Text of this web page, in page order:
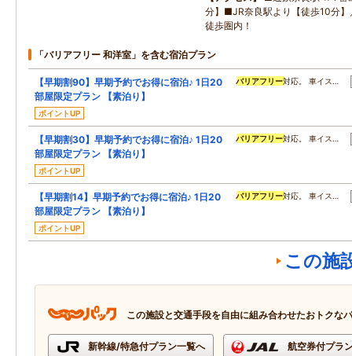
分】■JR奈良駅より【徒歩10分】
徒歩圏内！
「バリアフリー 和洋室」を含む宿泊プラン
【早期割90】早期予約でお得に宿泊♪ 1日20
部屋限定プラン 【素泊り】
ポイントUP
バリアフリー対応。 車イス…
【早期割30】早期予約でお得に宿泊♪ 1日20
部屋限定プラン 【素泊り】
ポイントUP
バリアフリー対応。 車イス…
【早期割14】早期予約でお得に宿泊♪ 1日20
部屋限定プラン 【素泊り】
ポイントUP
バリアフリー対応。 車イス…
この施
この施設と交通手段を自由に組み合わせたおトクな
新幹線/特急付プラン一覧へ 航空券付プラ